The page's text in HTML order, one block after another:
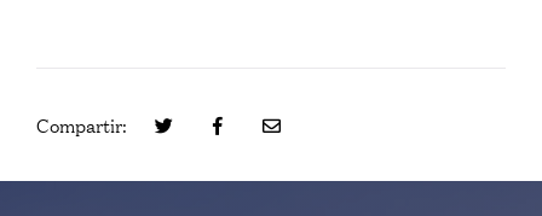
Compartir: